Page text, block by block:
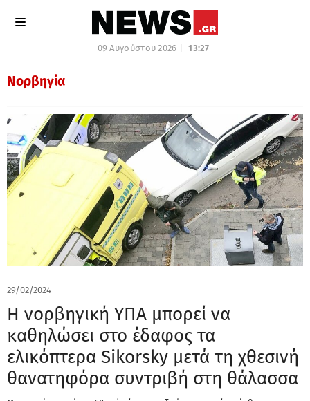
09 Αυγούστου 2026 | 13:27
Νορβηγία
29/02/2024
Η νορβηγική ΥΠΑ μπορεί να
καθηλώσει στο έδαφος τα
ελικόπτερα Sikorsky μετά τη χθεσινή
θανατηφόρα συντριβή στη θάλασσα